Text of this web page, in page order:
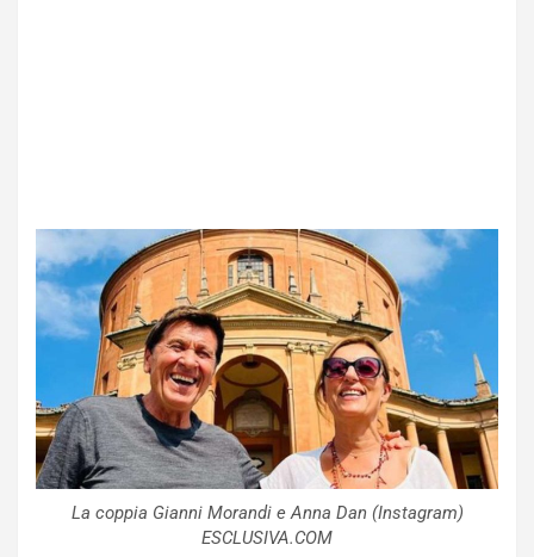
La coppia Gianni Morandi e Anna Dan (Instagram)
ESCLUSIVA.COM